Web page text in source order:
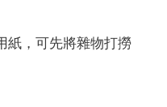
紙，可先將雜物打撈